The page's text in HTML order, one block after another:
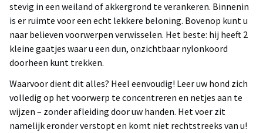
stevig in een weiland of akkergrond te verankeren. Binnenin
is er ruimte voor een echt lekkere beloning. Bovenop kunt u
naar believen voorwerpen verwisselen. Het beste: hij heeft 2
kleine gaatjes waar u een dun, onzichtbaar nylonkoord
doorheen kunt trekken.
Waarvoor dient dit alles? Heel eenvoudig! Leer uw hond zich
volledig op het voorwerp te concentreren en netjes aan te
wijzen – zonder afleiding door uw handen. Het voer zit
namelijk eronder verstopt en komt niet rechtstreeks van u!